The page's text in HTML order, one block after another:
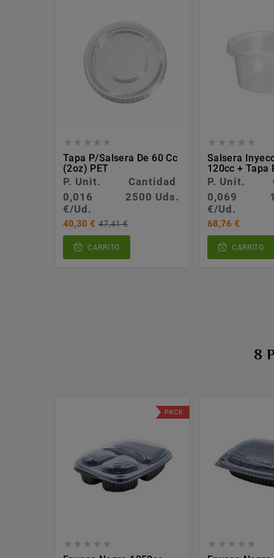
    
Tapa P/salsera De 60 Cc
(2oz) PET
P. Unit.
Cantidad
0,016
€/Ud.
2500 Uds.
40,30 € 47,41 €
CARRITO
    
Salsera
120cc + Tapa
P. Unit.
0,069
€/Ud.
68,76 €
CARRITO
8
PACK
         